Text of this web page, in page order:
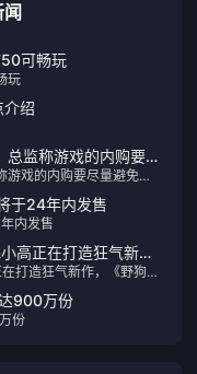
可畅玩
玩
介绍
总监称游戏的内购要尽
游戏的内购要尽量避免
于24年内发售
内发售
高正在打造狂气新
打造狂气新作，《野狗
900万份
份